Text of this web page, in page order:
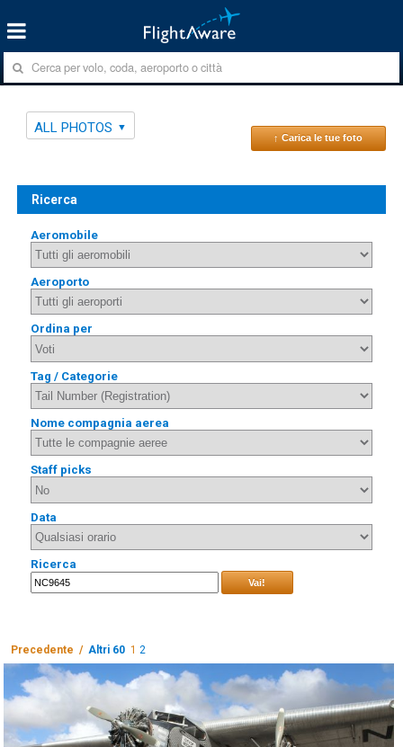
ALL PHOTOS
↑ Carica le tue foto
Ricerca
Aeromobile
Aeroporto
Ordina per
Tag / Categorie
Nome compagnia aerea
Staff picks
Data
Ricerca
Vai!
Precedente / Altri 60 1 2